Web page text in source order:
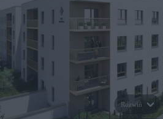
Rozwiń